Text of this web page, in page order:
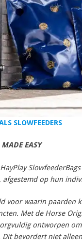
SLOWFEEDERS
EASY
afgestemd op hun
voor waarin paarden
Met de Horse
ontworpen
bevordert niet